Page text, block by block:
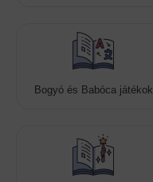
Bogyó és Babóca játékok